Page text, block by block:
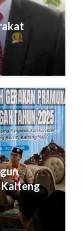
Kalteng